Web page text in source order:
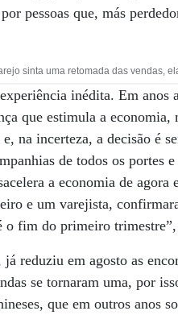
pessoas que, más
sinta uma retomada das vendas,
inédita. Em
que estimula a
na incerteza, a decisão é
de todos os portes
a economia de
e um varejista,
o fim do primeiro
reduziu em agosto as
se tornaram uma, por
que em outros anos